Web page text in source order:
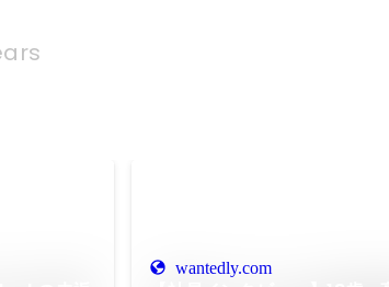
wantedly.com